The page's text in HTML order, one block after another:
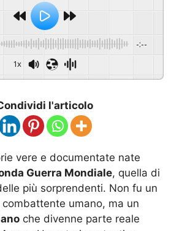
-:--
1x
l'articolo
vere e documentate nate
Guerra Mondiale, quella di
più sorprendenti. Non fu un
umano, ma un
che divenne parte reale